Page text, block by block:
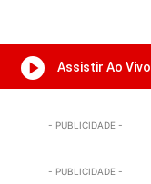
Assistir Ao Vivo
- PUBLICIDADE -
- PUBLICIDADE -